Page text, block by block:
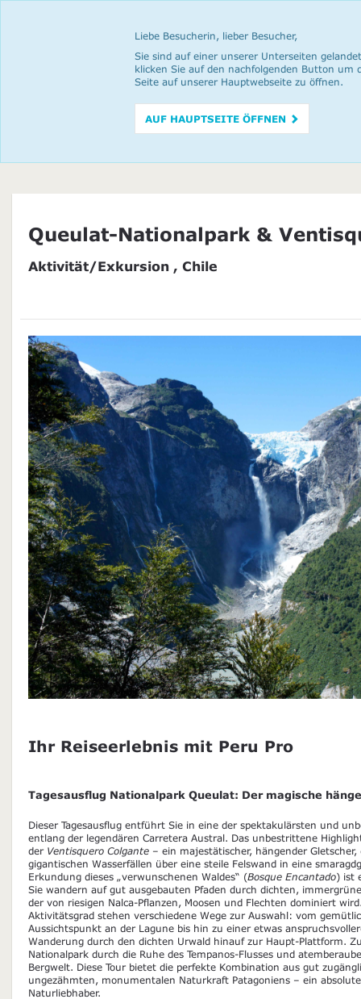
Liebe Besucherin, lieber Besucher,
Sie sind auf einer unserer Unterseiten
klicken Sie auf den nachfolgenden Button um
Seite auf unserer Hauptwebseite zu öffnen.
AUF HAUPTSEITE ÖFFNEN
Queulat-Nationalpark &
Aktivität/Exkursion , Chile
Ihr Reiseerlebnis mit Peru Pro
Tagesausflug Nationalpark Queulat: Der magische
Dieser Tagesausflug entführt Sie in eine der spektakulärsten und
entlang der legendären Carretera Austral. Das unbestrittene
der Ventisquero Colgante – ein majestätischer, hängender Gletscher,
gigantischen Wasserfällen über eine steile Felswand in eine
Erkundung dieses „verwunschenen Waldes“ (Bosque Encantado) ist
Sie wandern auf gut ausgebauten Pfaden durch dichten,
der von riesigen Nalca-Pflanzen, Moosen und Flechten dominiert
Aktivitätsgrad stehen verschiedene Wege zur Auswahl: vom
Aussichtspunkt an der Lagune bis hin zu einer etwas
Wanderung durch den dichten Urwald hinauf zur Haupt-Plattform.
Nationalpark durch die Ruhe des Tempanos-Flusses und
Bergwelt. Diese Tour bietet die perfekte Kombination aus gut
ungezähmten, monumentalen Naturkraft Patagoniens – ein
Naturliebhaber.